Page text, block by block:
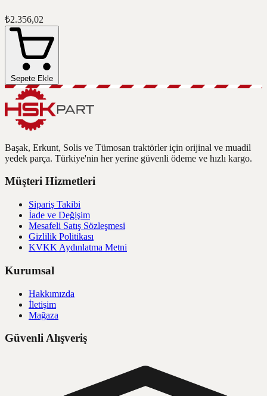
₺2.356,02
Sepete Ekle
Başak, Erkunt, Solis ve Tümosan traktörler için orijinal ve muadil
yedek parça. Türkiye'nin her yerine güvenli ödeme ve hızlı kargo.
Müşteri Hizmetleri
Sipariş Takibi
İade ve Değişim
Mesafeli Satış Sözleşmesi
Gizlilik Politikası
KVKK Aydınlatma Metni
Kurumsal
Hakkımızda
İletişim
Mağaza
Güvenli Alışveriş